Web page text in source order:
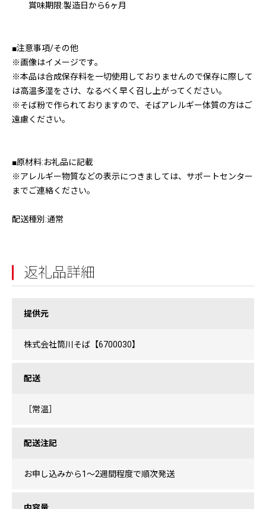
賞味期限:製造日から6ヶ月
■注意事項/その他
※画像はイメージです。
※本品は合成保存料を一切使用しておりませんので保存に際して
は高温多湿をさけ、なるべく早く召し上がってください。
※そば粉で作られておりますので、そばアレルギー体質の方はご
遠慮ください。
■原材料:お礼品に記載
※アレルギー物質などの表示につきましては、サポートセンター
までご連絡ください。
配送種別:通常
返礼品詳細
提供元
株式会社筒川そば【6700030】
配送
［常温］
配送注記
お申し込みから1〜2週間程度で順次発送